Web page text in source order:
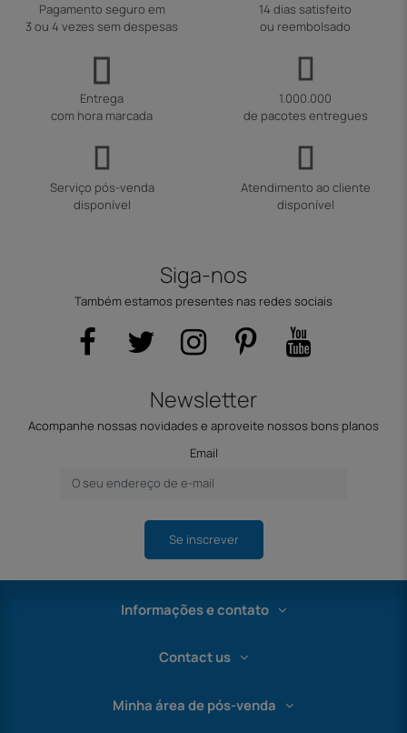
Pagamento seguro em
3 ou 4 vezes sem despesas
14 dias satisfeito
ou reembolsado
Entrega
com hora marcada
1.000.000
de pacotes entregues
Serviço pós-venda
disponível
Atendimento ao cliente
disponível
Siga-nos
Também estamos presentes nas redes sociais
Newsletter
Acompanhe nossas novidades e aproveite nossos bons planos
Email
Se inscrever
Informações e contato
Contact us
Minha área de pós-venda